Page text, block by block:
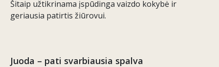
Šitaip užtikrinama įspūdinga vaizdo kokybė ir
geriausia patirtis žiūrovui.
Juoda – pati svarbiausia spalva